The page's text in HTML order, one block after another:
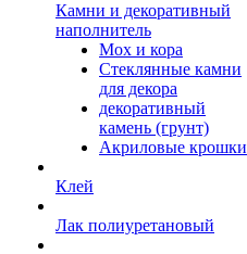
Камни и декоративный
наполнитель
Мох и кора
Стеклянные камни
для декора
декоративный
камень (грунт)
Акриловые крошки
Клей
Лак полиуретановый